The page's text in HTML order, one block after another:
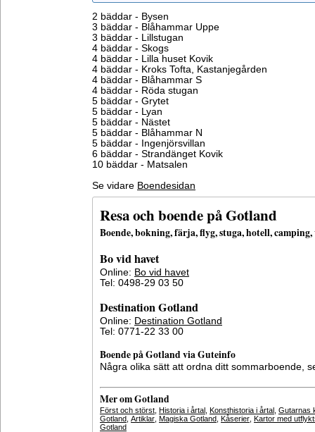
2 bäddar - Bysen
3 bäddar - Blåhammar Uppe
3 bäddar - Lillstugan
4 bäddar - Skogs
4 bäddar - Lilla huset Kovik
4 bäddar - Kroks Tofta, Kastanjegården
4 bäddar - Blåhammar S
4 bäddar - Röda stugan
5 bäddar - Grytet
5 bäddar - Lyan
5 bäddar - Nästet
5 bäddar - Blåhammar N
5 bäddar - Ingenjörsvillan
6 bäddar - Strandänget Kovik
10 bäddar - Matsalen
Se vidare Boendesidan
Resa och boende på Gotland
Boende, bokning, färja, flyg, stuga, hotell,
Bo vid havet
Online: Bo vid havet
Tel: 0498-29 03 50
Destination Gotland
Online: Destination Gotland
Tel: 0771-22 33 00
Boende på Gotland via Guteinfo
Några olika sätt att ordna ditt sommarboende,
Mer om Gotland
Först och störst Historia i årtal Konsthistoria i årtal Gutarnas
Gotland Artiklar Magiska Gotland Kåserier Kartor med
Gotland